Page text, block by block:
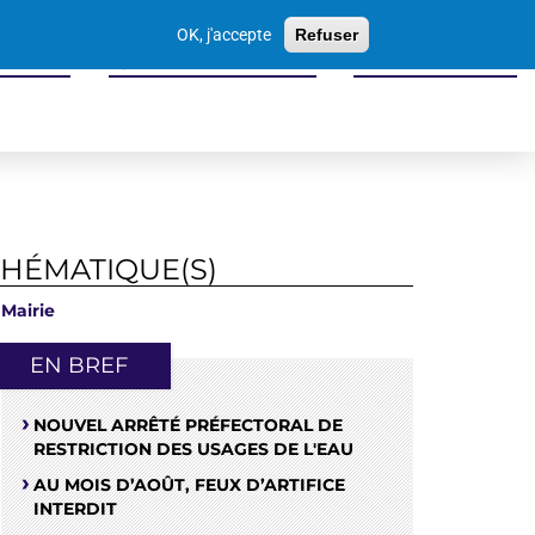
OK, j'accepte Refuser
Sports culture loisirs
Mairie
EN BREF
NOUVEL ARRÊTÉ PRÉFECTORAL DE
RESTRICTION DES USAGES DE L'EAU
AU MOIS D’AOÛT, FEUX D’ARTIFICE
INTERDIT